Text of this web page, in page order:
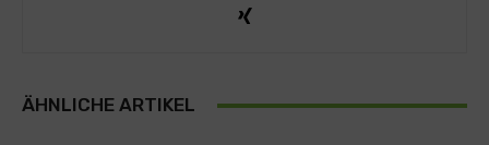
ÄHNLICHE ARTIKEL